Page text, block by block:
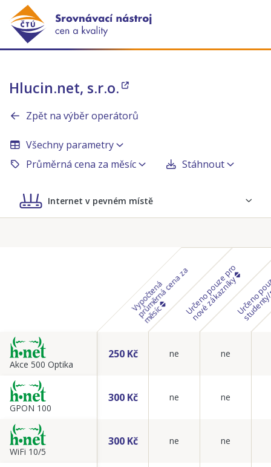
Hlucin.net, s.r.o.
Zpět na výběr operátorů
Všechny parametry
Průměrná cena za měsíc
Stáhnout
Internet v pevném místě
V
y
p
o
č
t
e
n
á
p
r
ů
m
ě
r
n
á
c
e
n
a
z
a
m
ě
s
í
c U
r
č
e
n
o
p
o
u
z
e
p
r
o
n
o
v
é
z
á
k
a
z
n
í
k
y
Akce 500 Optika
250 Kč ne ne
GPON 100
300 Kč ne ne
WiFi 10/5
300 Kč ne ne